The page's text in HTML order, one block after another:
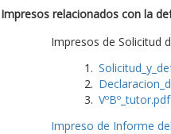
Impresos relacionados con la
Impresos de Solicitud
VºBº_tutor.pdf
Impreso de Informe